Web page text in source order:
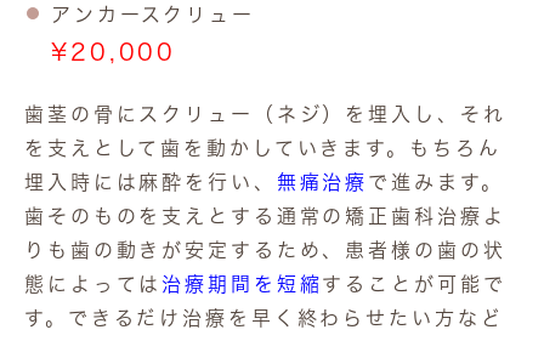
アンカースクリュー
¥20,000
歯茎の骨にスクリュー（ネジ）を埋入し、それ
を支えとして歯を動かしていきます。もちろん
埋入時には麻酔を行い、 無痛治療 で進みます。
歯そのものを支えとする通常の矯正歯科治療よ
りも歯の動きが安定するため、患者様の歯の状
態によっては 治療期間を短縮することが可能で
す。できるだけ治療を早く終わらせたい方など